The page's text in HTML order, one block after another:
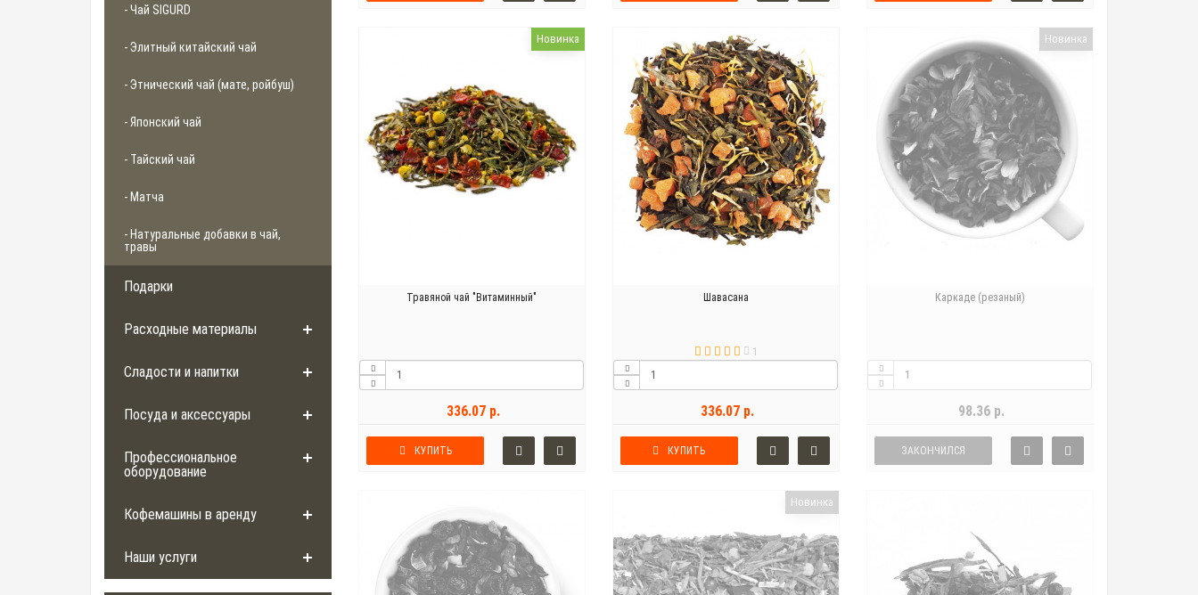
- Чай SIGURD
- Элитный китайский чай
- Этнический чай (мате, ройбуш)
- Японский чай
- Тайский чай
- Матча
- Натуральные добавки в чай,
травы
Подарки
Расходные материалы
Сладости и напитки
Посуда и аксессуары
Профессиональное
оборудование
Кофемашины в аренду
Наши услуги
Новинка
Травяной чай "Витаминный"
336.07 р.
КУПИТЬ
Шавасана
1
336.07 р.
КУПИТЬ
Новинка
Каркаде (резаный)
98.36 р.
ЗАКОНЧИЛСЯ
Новинка